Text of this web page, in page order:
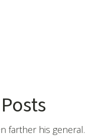
farther his general.